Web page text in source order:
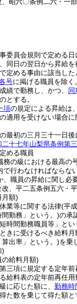
委員会規則で定める
同日の翌日から昇給
定める事由に該当し
号に掲げる職員を除
績で勤務し、かつ、 同
とする。
項の規定による昇給は、
適用を受けない場合
最初の三月三十一日後
二十七年山梨県条例第
める職員
の級における最高の
行わなければならない
職員の昇給に関し必
、平二五条例五六・
月額)
業等に関する法律(平
勤務」という。)の承
時間勤務職員等」とい
きに受けるべき給料月
算出率」という。)を乗
)
給料月額)
三項に規定する定年
給料表の定年前再任
に応じた額に、 勤務時
た数を乗じて得た額と